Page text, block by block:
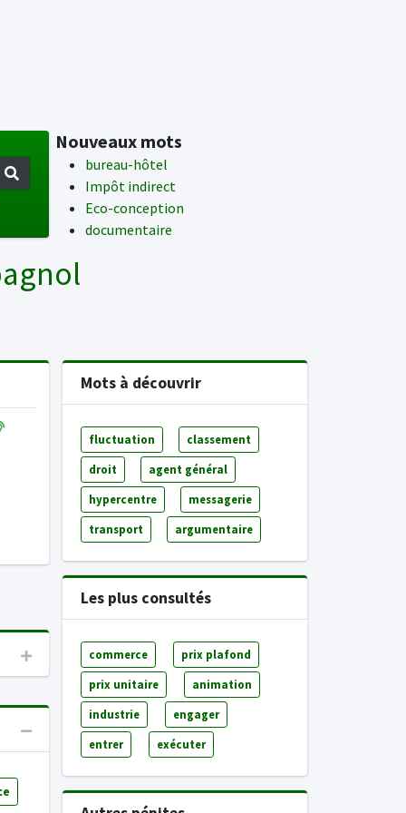
Nouveaux mots
bureau-hôtel
Impôt indirect
Eco-conception
documentaire
Mots à découvrir
fluctuation classement
droit agent général
hypercentre messagerie
transport argumentaire
Les plus consultés
commerce prix plafond
prix unitaire animation
industrie engager
entrer exécuter